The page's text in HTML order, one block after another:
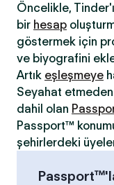
Öncelikle,
bir hesap
göstermek için
ve biyografini
Artık eşleşmeye
Seyahat
dahil olan
Passport™
şehirlerdeki